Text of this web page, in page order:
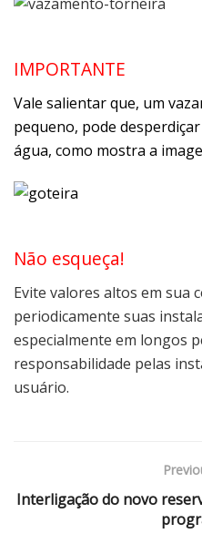
IMPORTANTE
Vale salientar que, um
pequeno, pode
água, como mostra a
Não esqueça!
Evite valores altos em sua
periodicamente suas
especialmente em longos
responsabilidade pelas
usuário.
Interligação do novo